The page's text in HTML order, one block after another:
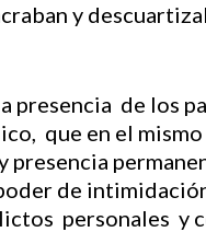
y
presencia de los
que en el
presencia
de
personales y